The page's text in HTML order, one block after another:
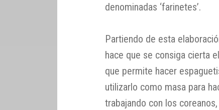
denominadas ‘farinetes’.
Partiendo de esta
hace que se consiga cierta
que permite hacer
utilizarlo como masa para
trabajando con los